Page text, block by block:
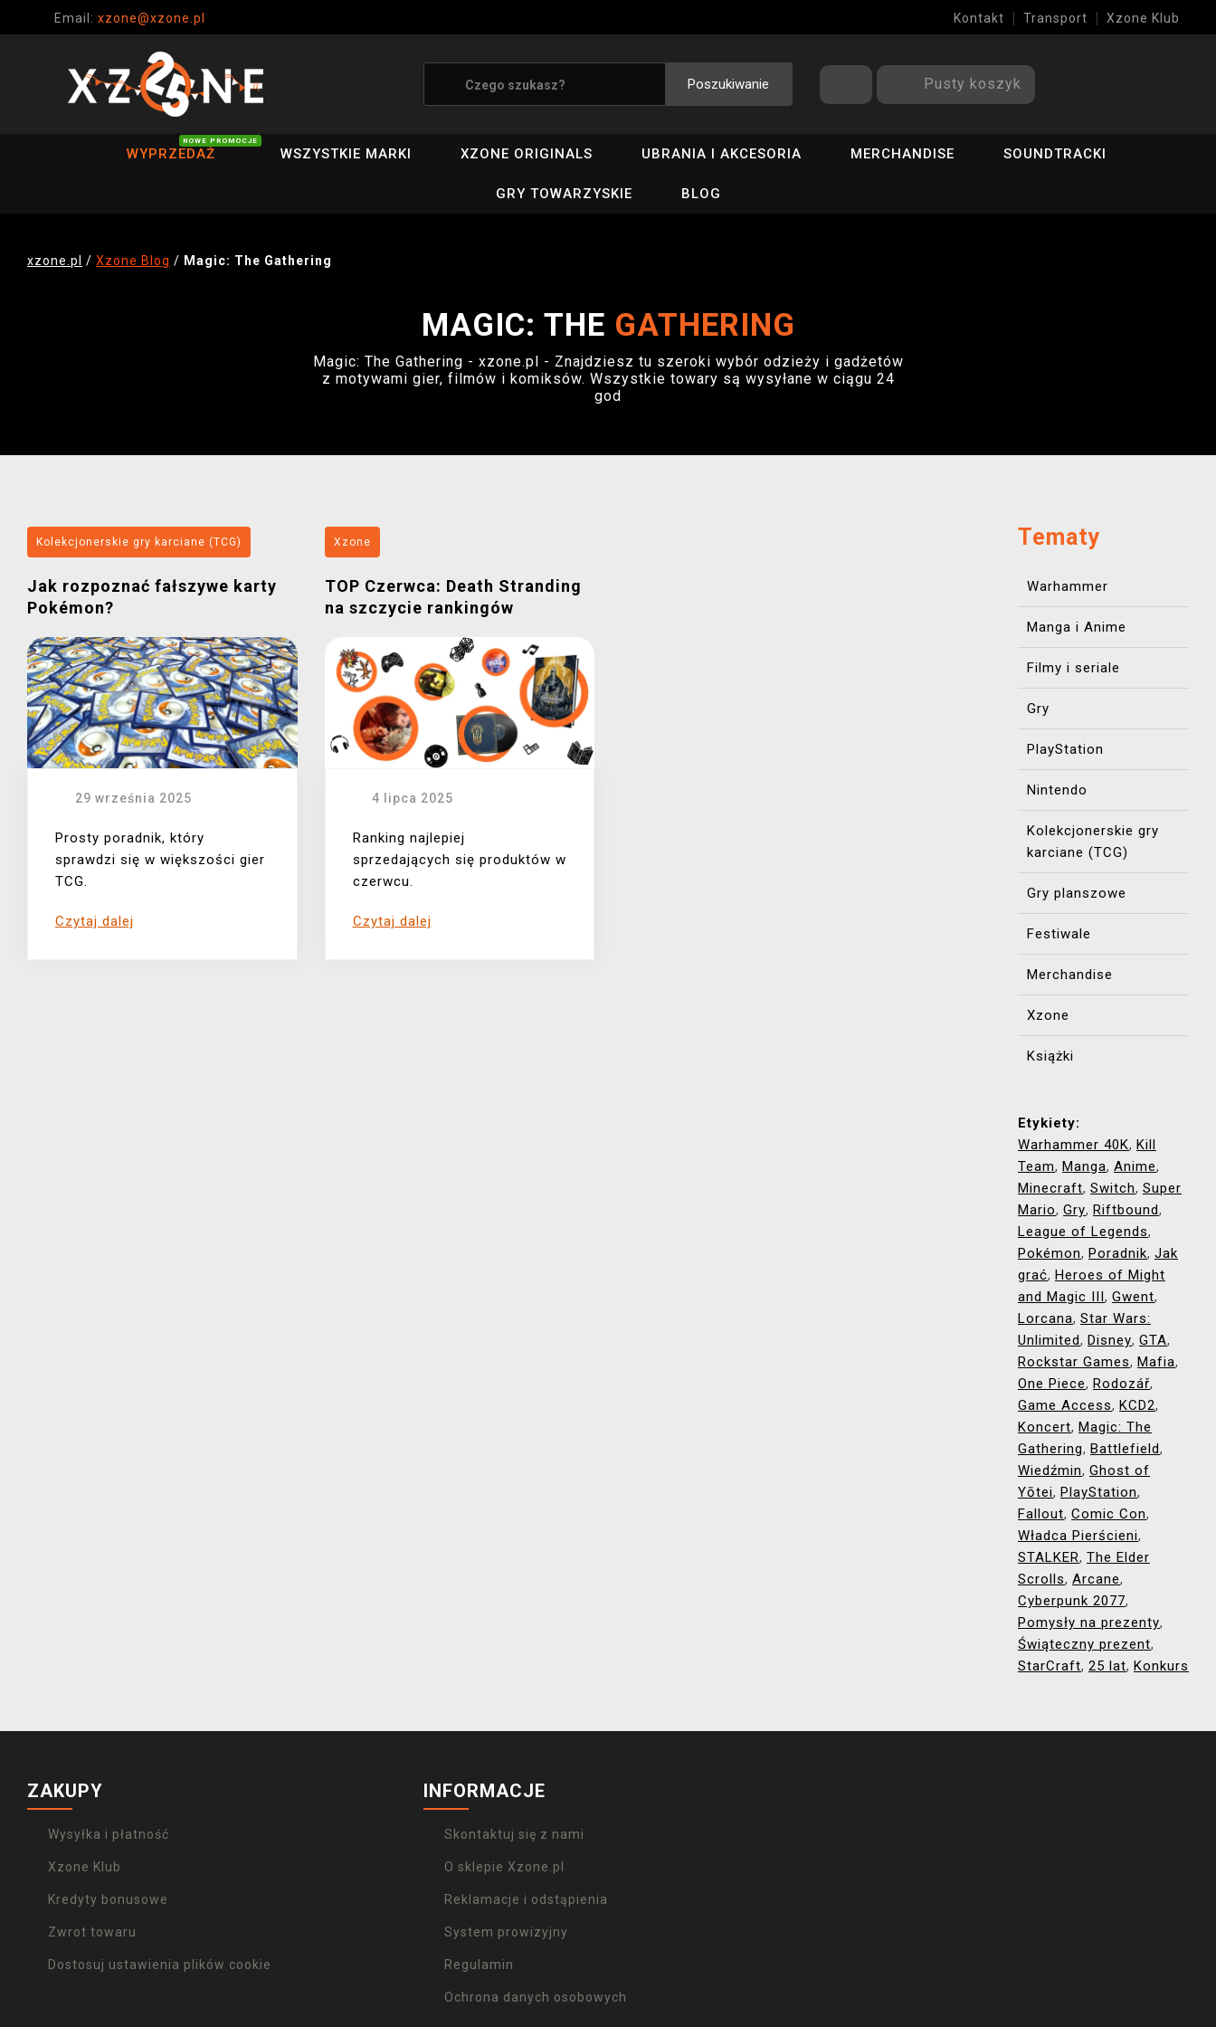
Email: xzone@xzone.pl Kontakt Transport Xzone Klub
Poszukiwanie Pusty koszyk
WYPRZEDAŻ
NOWE PROMOCJE
WSZYSTKIE MARKI XZONE ORIGINALS UBRANIA I AKCESORIA MERCHANDISE SOUNDTRACKI
GRY TOWARZYSKIE BLOG
xzone.pl / Xzone Blog / Magic: The Gathering
MAGIC: THE GATHERING
Magic: The Gathering - xzone.pl - Znajdziesz tu szeroki wybór odzieży i gadżetów
z motywami gier, filmów i komiksów. Wszystkie towary są wysyłane w ciągu 24
god
Kolekcjonerskie gry karciane (TCG)
Jak rozpoznać fałszywe karty
Pokémon?
29 września 2025
Prosty poradnik, który
sprawdzi się w większości gier
TCG.
Czytaj dalej
Xzone
TOP Czerwca: Death Stranding
na szczycie rankingów
4 lipca 2025
Ranking najlepiej
sprzedających się produktów w
czerwcu.
Czytaj dalej
Tematy
Warhammer
Manga i Anime
Filmy i seriale
Gry
PlayStation
Nintendo
Kolekcjonerskie gry
karciane (TCG)
Gry planszowe
Festiwale
Merchandise
Xzone
Książki
Etykiety:
Warhammer 40K, Kill
Team, Manga, Anime,
Minecraft, Switch, Super
Mario, Gry, Riftbound,
League of Legends,
Pokémon, Poradnik, Jak
grać, Heroes of Might
and Magic III, Gwent,
Lorcana, Star Wars:
Unlimited, Disney, GTA,
Rockstar Games, Mafia,
One Piece, Rodozář,
Game Access, KCD2,
Koncert, Magic: The
Gathering, Battlefield,
Wiedźmin, Ghost of
Yōtei, PlayStation,
Fallout, Comic Con,
Władca Pierścieni,
STALKER, The Elder
Scrolls, Arcane,
Cyberpunk 2077,
Pomysły na prezenty,
Świąteczny prezent,
StarCraft, 25 lat, Konkurs
ZAKUPY
Wysyłka i płatność
Xzone Klub
Kredyty bonusowe
Zwrot towaru
Dostosuj ustawienia plików cookie
INFORMACJE
Skontaktuj się z nami
O sklepie Xzone.pl
Reklamacje i odstąpienia
System prowizyjny
Regulamin
Ochrona danych osobowych